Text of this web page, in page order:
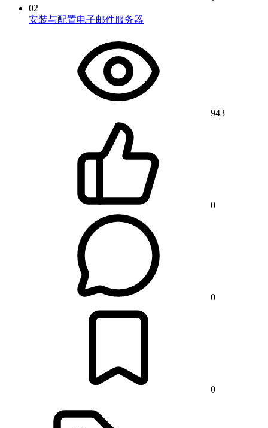
02
安装与配置电子邮件服务器
943
0
0
0